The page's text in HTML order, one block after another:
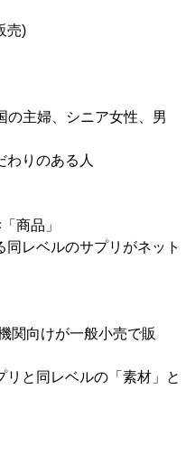
売)
主婦、シニア女性、男
わりのある人
商品」
レベルのサプリがネット
関向けが一般小売で販
と同レベルの「素材」と